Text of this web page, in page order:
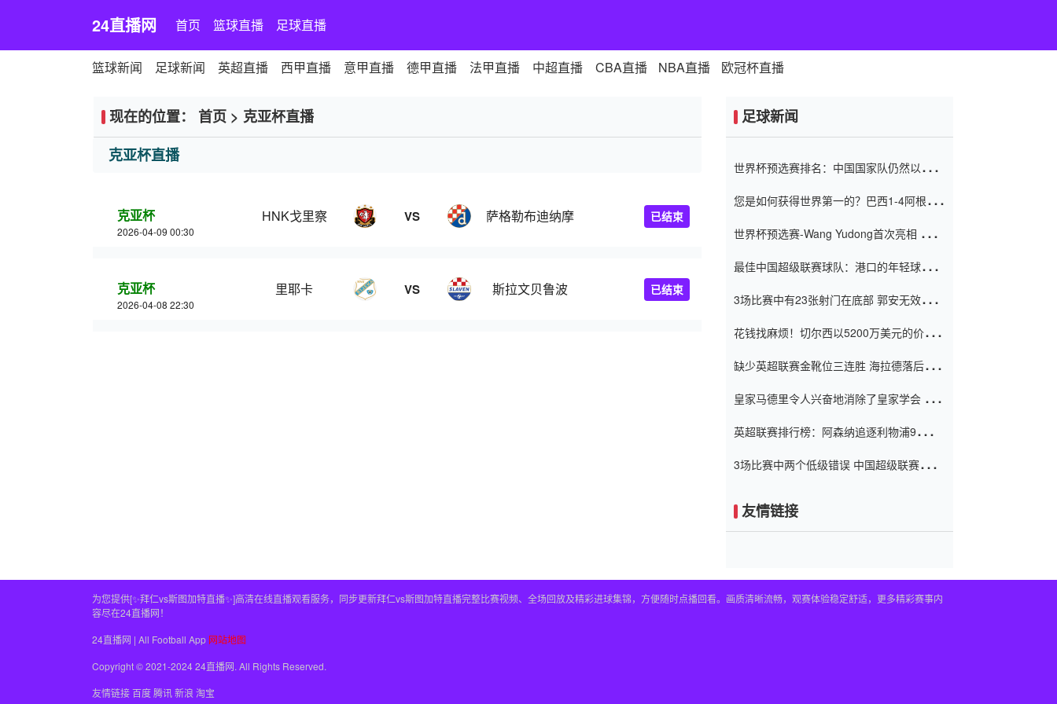
24直播网 首页 篮球直播 足球直播
篮球新闻 足球新闻 英超直播 西甲直播 意甲直播 德甲直播 法甲直播 中超直播 CBA直播 NBA直播 欧冠杯直播
现在的位置： 首页 > 克亚杯直播
克亚杯直播
克亚杯
2026-04-09 00:30
HNK戈里察 VS 萨格勒布迪纳摩 已结束
克亚杯
2026-04-08 22:30
里耶卡 VS 斯拉文贝鲁波 已结束
足球新闻
世界杯预选赛排名：中国国家队仍然以6分
您是如何获得世界第一的？巴西1-4阿根
世界杯预选赛-Wang Yudong首次亮相 中国
最佳中国超级联赛球队：港口的年轻球员在
（Taishan）
3场比赛中有23张射门在底部 郭安无效传球
花钱找麻烦！切尔西以5200万美元的价格
窗口
缺少英超联赛金靴位三连胜 海拉德落后6球
皇家马德里令人兴奋地消除了皇家学会 安
英超联赛排行榜：阿森纳追逐利物浦9分 曼
3场比赛中两个低级错误 中国超级联赛的前
友情链接
为您提供[✨拜仁vs斯图加特直播✨]高清在线直播观看服务，同步更新拜仁vs斯图加特直播完整比赛视频、全场回放及精彩进球集锦，方便随时点播回看。画质清晰流畅，观赛体验稳定舒适，更多精彩赛事内
容尽在24直播网！
24直播网 | All Football App 网站地图
Copyright © 2021-2024 24直播网. All Rights Reserved.
友情链接百度腾讯新浪 淘宝